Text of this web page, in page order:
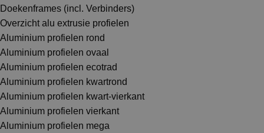
Doekenframes (incl. Verbinders)
Overzicht alu extrusie profielen
Aluminium profielen rond
Aluminium profielen ovaal
Aluminium profielen ecotrad
Aluminium profielen kwartrond
Aluminium profielen kwart-vierkant
Aluminium profielen vierkant
Aluminium profielen mega